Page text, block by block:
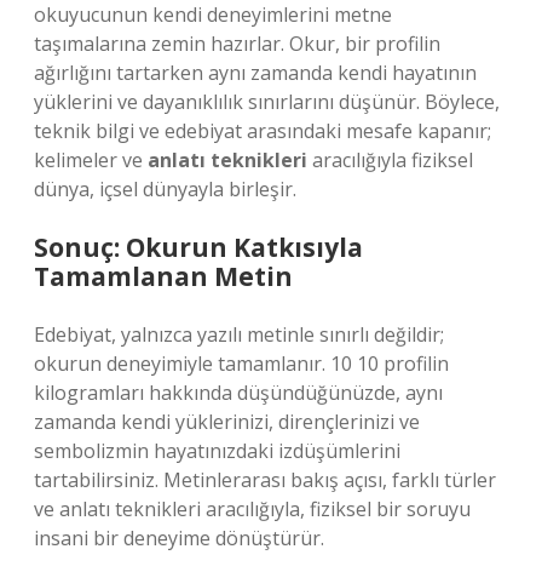
okuyucunun kendi deneyimlerini metne
taşımalarına zemin hazırlar. Okur, bir profilin
ağırlığını tartarken aynı zamanda kendi hayatının
yüklerini ve dayanıklılık sınırlarını düşünür. Böylece,
teknik bilgi ve edebiyat arasındaki mesafe kapanır;
kelimeler ve anlatı teknikleri aracılığıyla fiziksel
dünya, içsel dünyayla birleşir.
Sonuç: Okurun Katkısıyla
Tamamlanan Metin
Edebiyat, yalnızca yazılı metinle sınırlı değildir;
okurun deneyimiyle tamamlanır. 10 10 profilin
kilogramları hakkında düşündüğünüzde, aynı
zamanda kendi yüklerinizi, dirençlerinizi ve
sembolizmin hayatınızdaki izdüşümlerini
tartabilirsiniz. Metinlerarası bakış açısı, farklı türler
ve anlatı teknikleri aracılığıyla, fiziksel bir soruyu
insani bir deneyime dönüştürür.